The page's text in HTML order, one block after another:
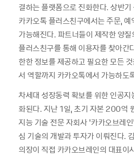
결하는 플랫폼으로 진화한다.상반기
카카오톡 플러스친구에서는 주문, 예
가능해진다. 파트너들이 제작한 양
플러스친구를 통해 이용자를 찾아간
한한 정보를 제공하고 필요한 모든
서 역할까지 카카오톡에서 가능하도
차세대 성장동력 확보를 위한 인공지
화된다.지난1일,초기 자본 200억
지능 기술 전문 자회사‘카카오브레인’
심 기술의 개발과 투자가 이뤄진다.
의장이 직접 카카오브레인의 대표이